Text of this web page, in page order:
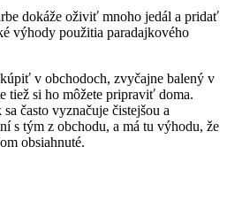
dokáže oživiť mnoho jedál a pridať
výhody použitia paradajkového
v obchodoch, zvyčajne balený v
tiež si ho môžete pripraviť doma.
často vyznačuje čistejšou a
s tým z obchodu, a má tu výhodu, že
obsiahnuté.